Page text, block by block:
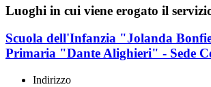
Luoghi in cui viene erogato il
Scuola dell'Infanzia "Jolanda
Primaria "Dante Alighieri" - Sede
Indirizzo